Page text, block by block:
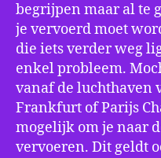
begrijpen maar al te
je vervoerd moet
die iets verder weg
enkel probleem.
vanaf de luchthaven
Frankfurt of Parijs
mogelijk om je naar
vervoeren. Dit geldt